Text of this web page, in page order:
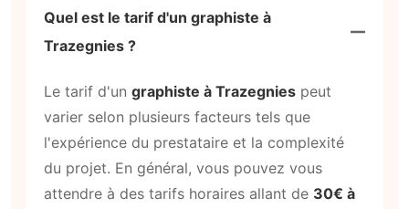
Quel est le tarif d'un graphiste à
Trazegnies ?
Le tarif d'un graphiste à Trazegnies peut
varier selon plusieurs facteurs tels que
l'expérience du prestataire et la complexité
du projet. En général, vous pouvez vous
attendre à des tarifs horaires allant de 30€ à